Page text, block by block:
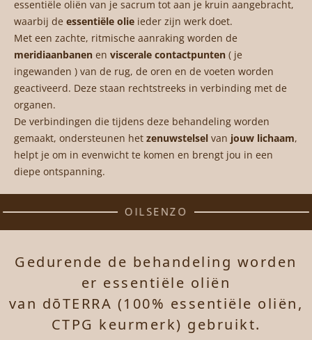
essentiële oliën van je sacrum tot aan je kruin aangebracht,
waarbij de essentiële olie ieder zijn werk doet.
Met een zachte, ritmische aanraking worden de
meridiaanbanen en viscerale contactpunten ( je
ingewanden ) van de rug, de oren en de voeten worden
geactiveerd. Deze staan rechtstreeks in verbinding met de
organen.
De verbindingen die tijdens deze behandeling worden
gemaakt, ondersteunen het zenuwstelsel van jouw lichaam,
helpt je om in evenwicht te komen en brengt jou in een
diepe ontspanning.
OILSENZO
Gedurende de behandeling worden
er essentiële oliën
van dōTERRA (100% essentiële oliën,
CTPG keurmerk) gebruikt.